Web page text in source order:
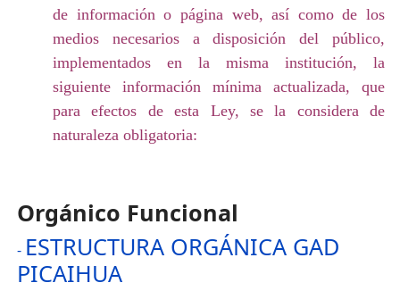
de información o página web, así como de los
medios necesarios a disposición del público,
implementados en la misma institución, la
siguiente información mínima actualizada, que
para efectos de esta Ley, se la considera de
naturaleza obligatoria:
Orgánico Funcional
- ESTRUCTURA ORGÁNICA GAD
PICAIHUA